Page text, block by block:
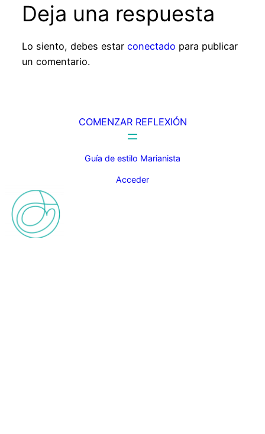
Deja una respuesta
Lo siento, debes estar conectado para publicar
un comentario.
COMENZAR REFLEXIÓN
Guía de estilo Marianista
Acceder